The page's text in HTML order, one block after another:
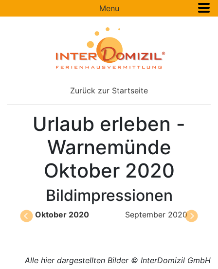
Menu
Zurück zur Startseite
Urlaub erleben -
Warnemünde
Oktober 2020
Bildimpressionen
Oktober 2020 September 2020
Alle hier dargestellten Bilder © InterDomizil GmbH